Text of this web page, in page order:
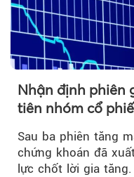
Nhận định phiên
tiên nhóm cổ
Sau ba phiên tăng
chứng khoán đã
lực chốt lời gia